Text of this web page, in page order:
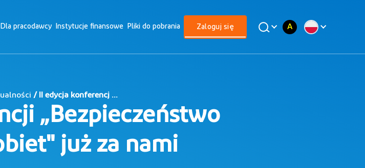
Dla pracodawcy Instytucje finansowe Pliki do pobrania Zaloguj się A
/ II edycja konferencj ...
„Bezpieczeństwo
już za nami